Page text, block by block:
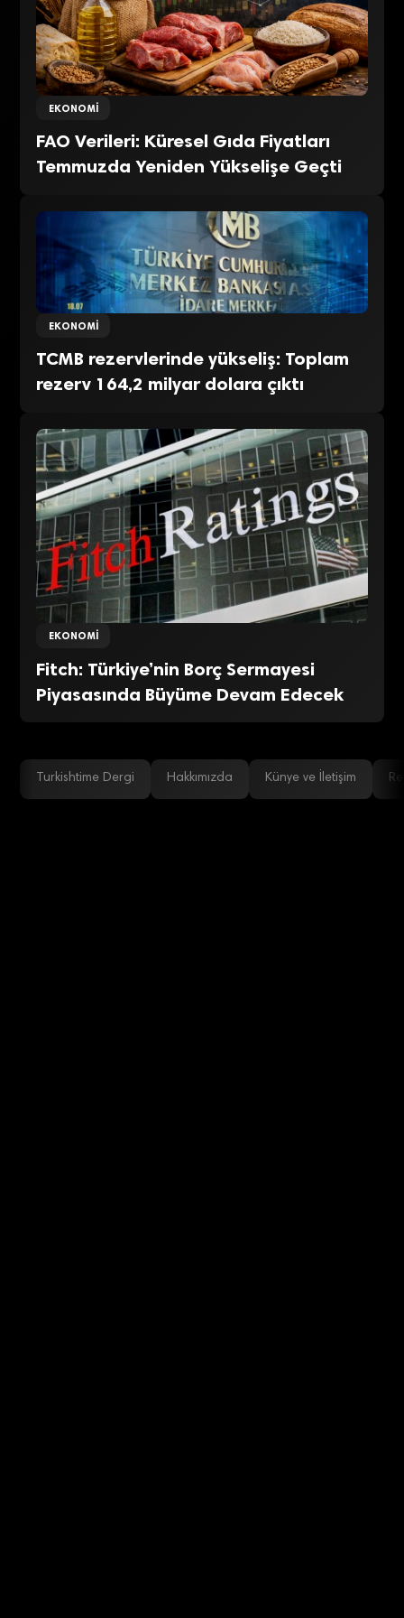
EKONOMI
FAO Verileri: Küresel Gıda Fiyatları
Temmuzda Yeniden Yükselişe Geçti
EKONOMI
TCMB rezervlerinde yükseliş: Toplam
rezerv 164,2 milyar dolara çıktı
EKONOMI
Fitch: Türkiye’nin Borç Sermayesi
Piyasasında Büyüme Devam Edecek
Turkishtime Dergi Hakkımızda Künye ve İletişim